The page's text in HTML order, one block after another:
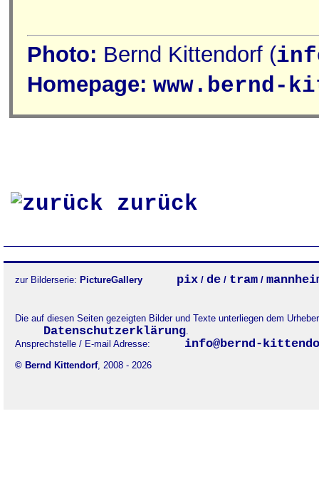
Photo: Bernd Kittendorf (
Homepage: www.bernd-
zurück
zur Bilderserie: PictureGallery pix / de / tram /
Die auf diesen Seiten gezeigten Bilder und Texte unterliegen dem
Datenschutzerklärung.
Ansprechstelle / E-mail Adresse:
info@bernd-
© Bernd Kittendorf, 2008 - 2026